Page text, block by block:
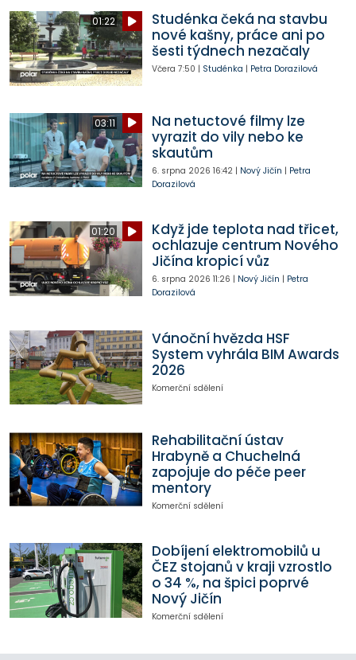
01:22
Studénka čeká na stavbu
nové kašny, práce ani po
šesti týdnech nezačaly
Včera 7:50 | Studénka | Petra Dorazilová
03:11
Na netuctové filmy lze
vyrazit do vily nebo ke
skautům
6. srpna 2026 16:42| Nový Jičín | Petra
Dorazilová
01:20
Když jde teplota nad třicet,
ochlazuje centrum Nového
Jičína kropicí vůz
6. srpna 2026 11:26 | Nový Jičín | Petra
Dorazilová
Vánoční hvězda HSF
System vyhrála BIM Awards
2026
Komerční sdělení
Rehabilitační ústav
Hrabyně a Chuchelná
zapojuje do péče peer
mentory
Komerční sdělení
Dobíjení elektromobilů u
ČEZ stojanů v kraji vzrostlo
o 34 %, na špici poprvé
Nový Jičín
Komerční sdělení